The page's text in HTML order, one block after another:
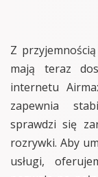
Z
mają teraz
internetu
zapewnia
sprawdzi się
rozrywki. Aby
usługi,